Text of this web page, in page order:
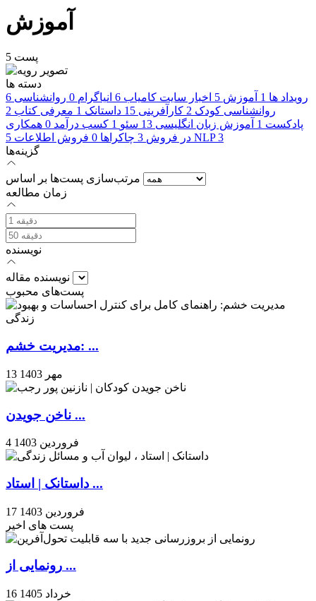
آموزش
5 پست
دسته ها
رویداد ها 1 آموزش 5 اخبار سایت کامیاب 6 انیاگرام 0 روانشناسی 6
روانشناسی کودک 2 کارآفرینی 15 داستانک 1 معرفی کتاب 2
پادکست 1 آموزش زبان انگلیسی 13 سئو 1 کسب درآمد 0 همکاری
در فروش 3 چاکراها 0 فروش اطلاعات 5 NLP 3
گزینه‌ها
مرتب‌سازی پست‌ها بر اساس
زمان مطالعه
نویسنده
نویسنده مقاله
پست‌های محبوب
مدیریت خشم: ...
13 مهر 1403
ناخن جویدن ...
4 فروردین 1403
داستانک | استاد ...
17 فروردین 1403
پست های اخیر
رونمایی از ...
16 خرداد 1405